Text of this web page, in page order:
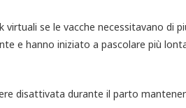
virtuali se le vacche necessitavano di
e hanno iniziato a pascolare più
disattivata durante il parto